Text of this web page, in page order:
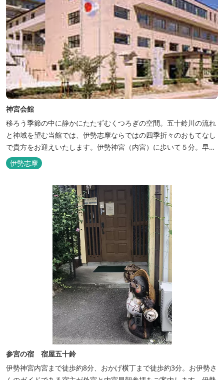
神宮会館
移ろう季節の中に静かにたたずむくつろぎの空間。五十鈴川の流れ
と神域を望む当館では、伊勢志摩ならではの四季折々のおもてなし
で貴方をお迎えいたします。伊勢神宮（内宮）に歩いて５分。早朝
参拝を体験できます。
伊勢志摩
参宮の宿 宿屋五十鈴
伊勢神宮内宮まで徒歩約8分、おかげ横丁まで徒歩約3分。お伊勢さ